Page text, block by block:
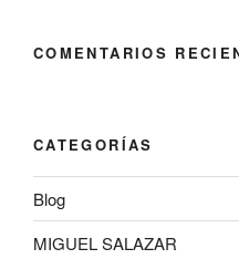
COMENTARIOS
CATEGORÍAS
Blog
MIGUEL SALAZAR